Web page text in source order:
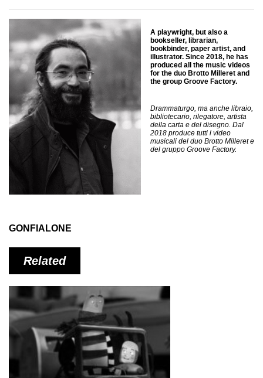
A playwright, but also a
bookseller, librarian,
bookbinder, paper artist, and
illustrator. Since 2018, he has
produced all the music videos
for the duo Brotto Milleret and
the group Groove Factory.
Drammaturgo, ma anche libraio,
bibliotecario, rilegatore, artista
della carta e del disegno. Dal
2018 produce tutti i video
musicali del duo Brotto Milleret e
del gruppo Groove Factory.
GONFIALONE
Related